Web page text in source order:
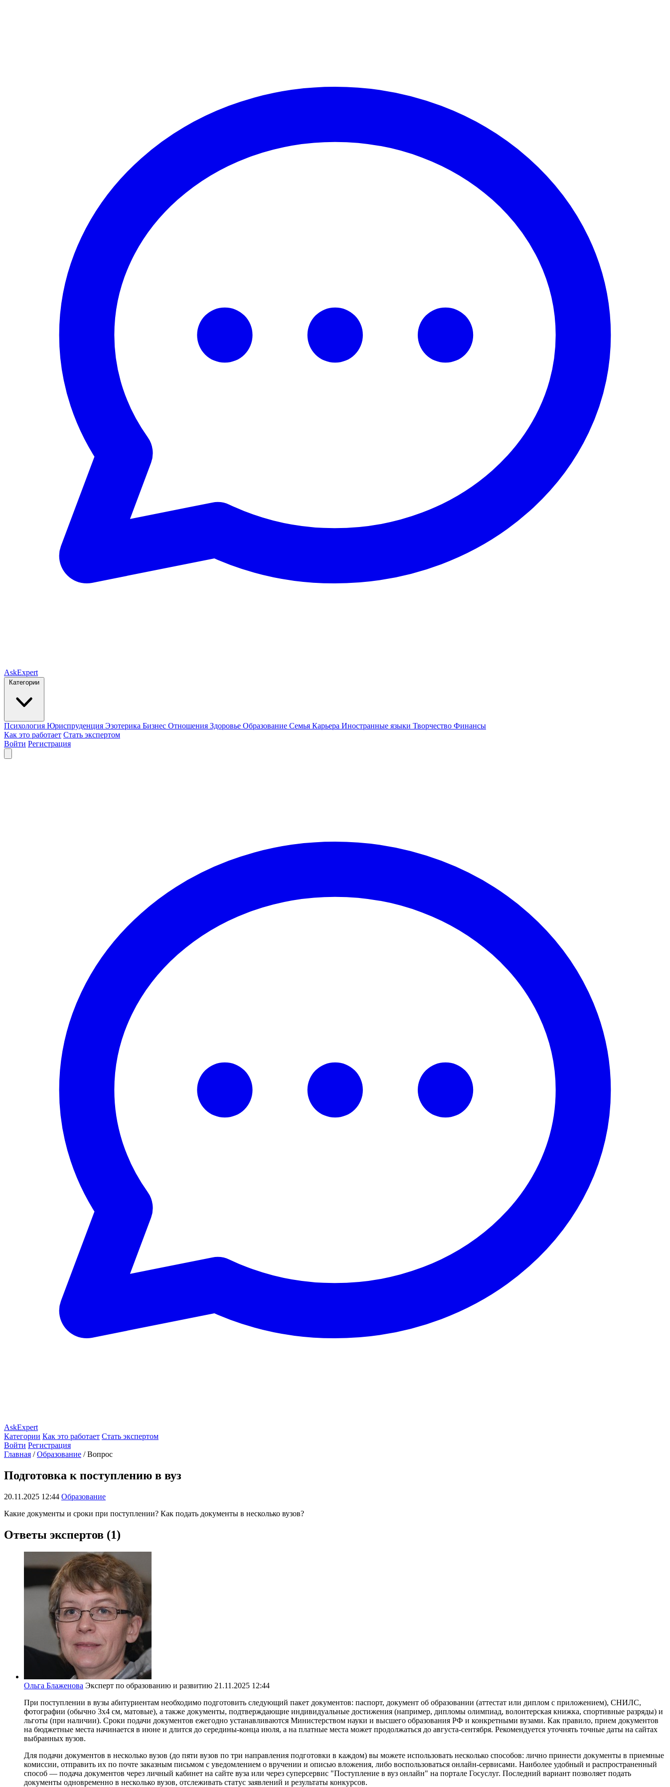
AskExpert
Категории
Психология Юриспруденция Эзотерика Бизнес Отношения Здоровье Образование Семья Карьера Иностранные языки Творчество Финансы
Как это работает Стать экспертом
Войти Регистрация
AskExpert
Категории Как это работает Стать экспертом
Войти Регистрация
Главная / Образование / Вопрос
Подготовка к поступлению в вуз
20.11.2025 12:44 Образование
Какие документы и сроки при поступлении? Как подать документы в несколько вузов?
Ответы экспертов (1)
Ольга Блаженова Эксперт по образованию и развитию 21.11.2025 12:44
При поступлении в вузы абитуриентам необходимо подготовить следующий пакет документов: паспорт, документ об образовании (аттестат или диплом с приложением), СНИЛС,
фотографии (обычно 3x4 см, матовые), а также документы, подтверждающие индивидуальные достижения (например, дипломы олимпиад, волонтерская книжка, спортивные разряды) и
льготы (при наличии). Сроки подачи документов ежегодно устанавливаются Министерством науки и высшего образования РФ и конкретными вузами. Как правило, прием документов
на бюджетные места начинается в июне и длится до середины-конца июля, а на платные места может продолжаться до августа-сентября. Рекомендуется уточнять точные даты на сайтах
выбранных вузов.
Для подачи документов в несколько вузов (до пяти вузов по три направления подготовки в каждом) вы можете использовать несколько способов: лично принести документы в приемные
комиссии, отправить их по почте заказным письмом с уведомлением о вручении и описью вложения, либо воспользоваться онлайн-сервисами. Наиболее удобный и распространенный
способ — подача документов через личный кабинет на сайте вуза или через суперсервис "Поступление в вуз онлайн" на портале Госуслуг. Последний вариант позволяет подать
документы одновременно в несколько вузов, отслеживать статус заявлений и результаты конкурсов.